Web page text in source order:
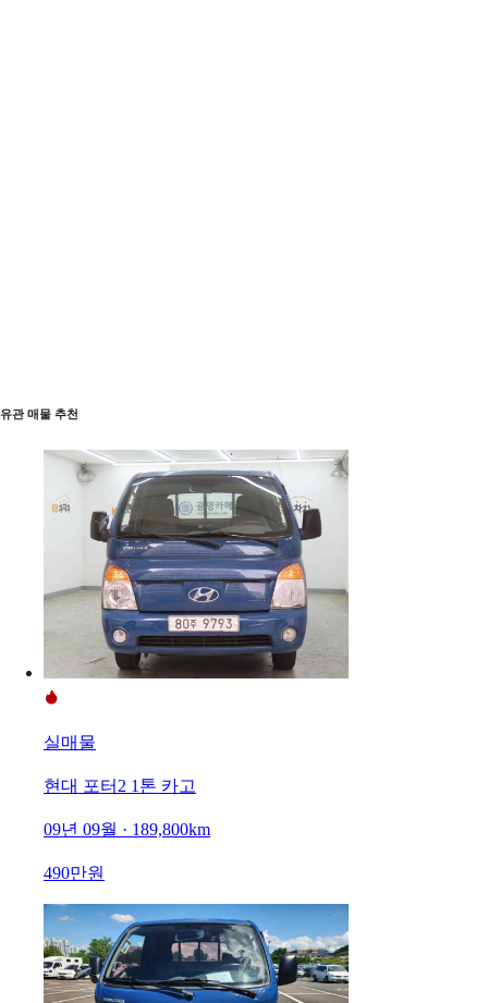
유관 매물 추천
실매물
현대 포터2 1톤 카고
09년 09월 · 189,800km
490만원